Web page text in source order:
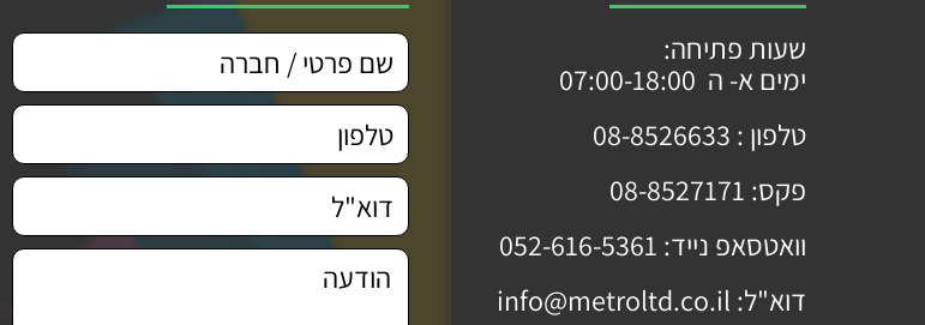
שעות פתיחה:
ימים א- ה 07:00-18:00
טלפון : 08-8526633
פקס: 08-8527171
וואטסאפ נייד: 052-616-5361
דוא"ל: info@metroltd.co.il